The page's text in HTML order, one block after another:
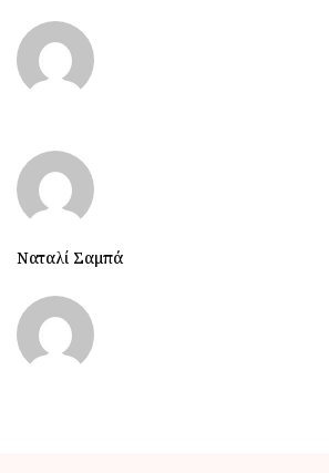
Ναταλί Σαμπά